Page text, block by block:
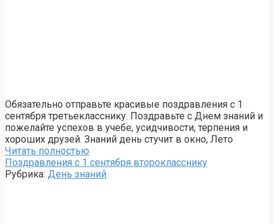
Обязательно отправьте красивые поздравления с 1
сентября третьекласснику. Поздравьте с Днем знаний и
пожелайте успехов в учебе, усидчивости, терпения и
хороших друзей. Знаний день стучит в окно, Лето
Читать полностью
Поздравления с 1 сентября второкласснику
Рубрика: День знаний